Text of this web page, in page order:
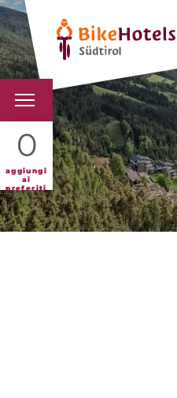
0
aggiungi
ai
preferiti
TOUR &